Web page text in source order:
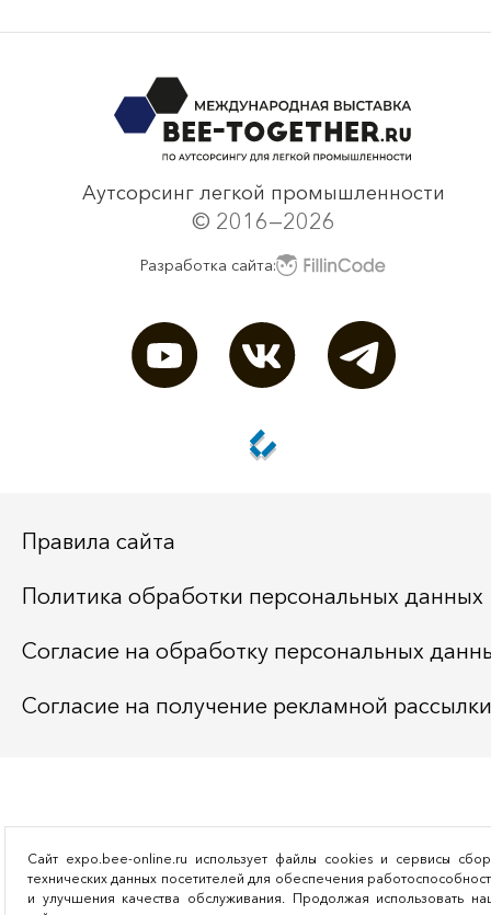
Аутсорсинг легкой промышленности
© 2016—2026
Разработка сайта:
Правила сайта
Политика обработки персональных данных
Согласие на обработку персональных
Согласие на получение рекламной рассылки
Сайт expo.bee-online.ru использует файлы cookies и сервисы
технических данных посетителей для обеспечения
и улучшения качества обслуживания. Продолжая использовать